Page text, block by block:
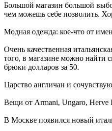
Большой магазин большой
чем можешь себе позволить.
Модная одежда: кое-что от
Очень качественная
того, в магазине можно найти
брюки долларов за 50.
Царство англичан и
Вещи от Armani, Ungaro, Herve
В Москве появился новый